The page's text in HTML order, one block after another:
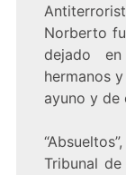
Norberto
dejado
hermanos
ayuno y de
Tribunal